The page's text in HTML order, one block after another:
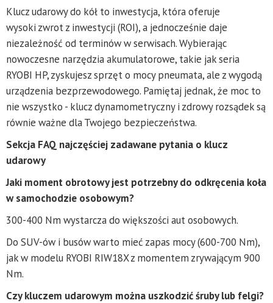
Klucz udarowy do kół to inwestycja, która oferuje
wysoki zwrot z inwestycji (ROI), a jednocześnie daje
niezależność od terminów w serwisach. Wybierając
nowoczesne narzędzia akumulatorowe, takie jak seria
RYOBI HP, zyskujesz sprzęt o mocy pneumata, ale z wygodą
urządzenia bezprzewodowego. Pamiętaj jednak, że moc to
nie wszystko - klucz dynamometryczny i zdrowy rozsądek są
równie ważne dla Twojego bezpieczeństwa.
Sekcja FAQ najczęściej zadawane pytania o klucz
udarowy
Jaki moment obrotowy jest potrzebny do odkręcenia koła
w samochodzie osobowym?
300-400 Nm wystarcza do większości aut osobowych.
Do SUV-ów i busów warto mieć zapas mocy (600-700 Nm),
jak w modelu RYOBI RIW18X z momentem zrywającym 900
Nm.
Czy kluczem udarowym można uszkodzić śruby lub felgi?